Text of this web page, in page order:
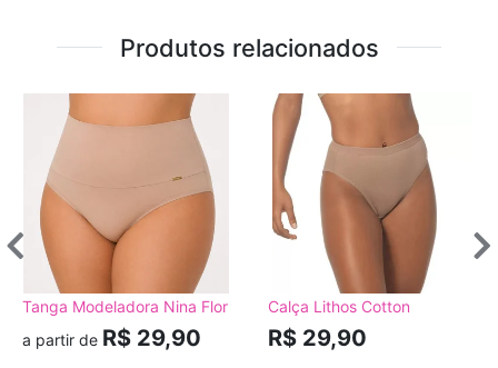
Produtos relacionados
Tanga Modeladora Nina Flor
a partir de R$ 29,90
Calça Lithos Cotton
R$ 29,90